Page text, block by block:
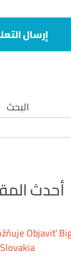
البحث
أحدث
Objaviť
Slovakia